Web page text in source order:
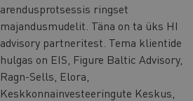
arendusprotsessis ringset
majandusmudelit. Täna on ta üks HI
advisory partneritest. Tema klientide
hulgas on EIS, Figure Baltic Advisory,
Ragn-Sells, Elora,
Keskkonnainvesteeringute Keskus,